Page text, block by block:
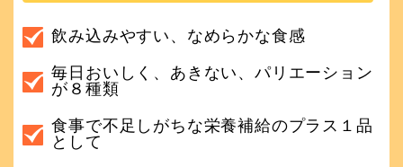
飲み込みやすい、なめらかな食感
毎日おいしく、あきない、パリエーション
が８種類
食事で不足しがちな栄養補給のプラス１品
として